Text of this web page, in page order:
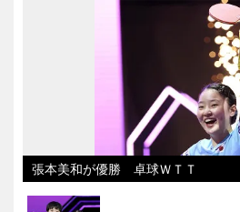
張本美和が優勝 卓球ＷＴＴ